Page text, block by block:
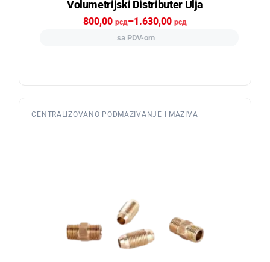
Volumetrijski Distributer Ulja
800,00 рсд–1.630,00 рсд
sa PDV-om
CENTRALIZOVANO PODMAZIVANJE I MAZIVA